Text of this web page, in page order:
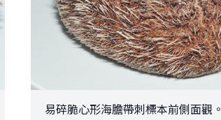
易碎脆心形海膽帶刺標本前側面觀。